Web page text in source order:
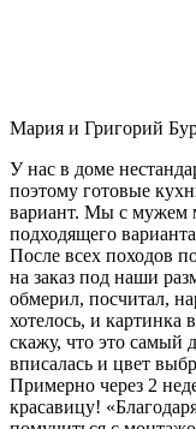
Мария и Григорий
У нас в доме
поэтому готовые
вариант. Мы с мужем
подходящего
После всех походов
на заказ под наши
обмерил, посчитал,
хотелось, и картинка
скажу, что это самый
вписалась и цвет
Примерно через 2
красавицу!